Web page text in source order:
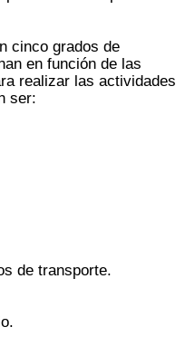
cinco grados de
en función de las
realizar las actividades
ser:
de transporte.